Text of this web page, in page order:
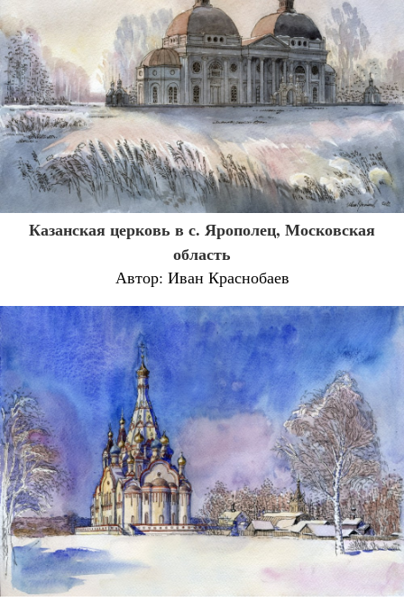
Казанская церковь в с. Ярополец, Московская
область
Автор: Иван Краснобаев